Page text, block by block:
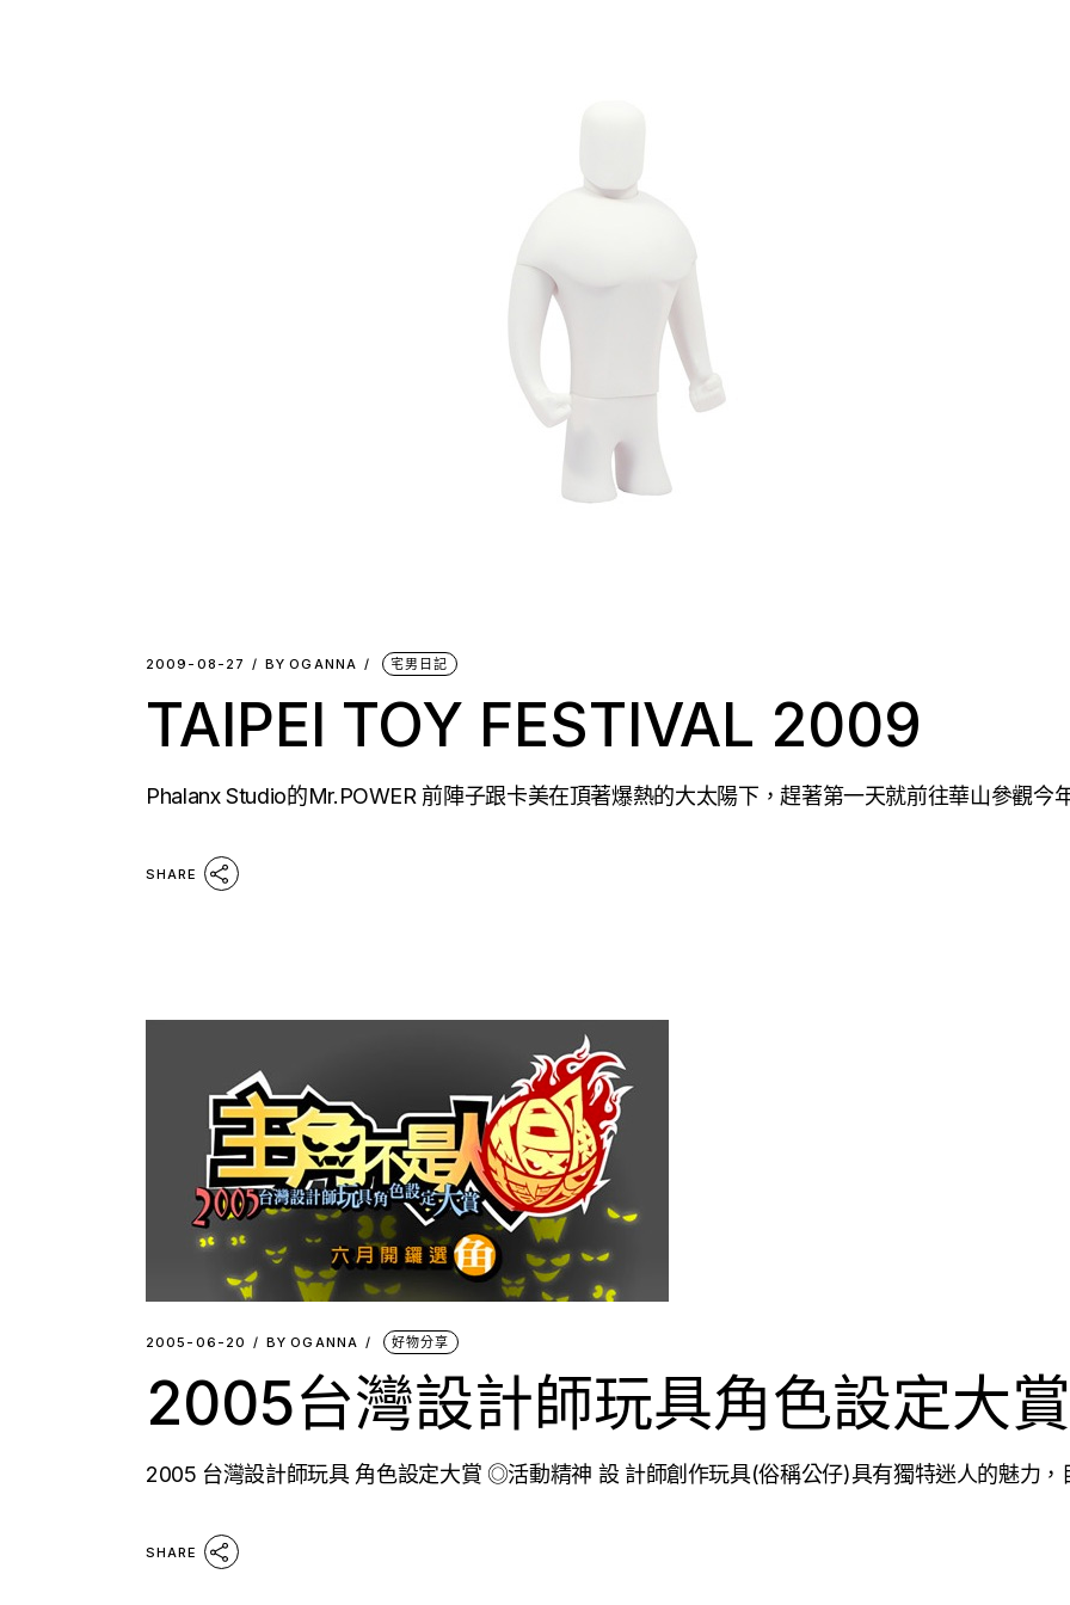
2009-08-27 BY OGANNA 宅男日記
TAIPEI TOY FESTIVAL 2009
Phalanx Studio的Mr.POWER 前陣子跟卡美在頂著爆熱的大太陽下，趕著第一天就前往華山參觀今
SHARE
2005-06-20 BY OGANNA 好物分享
2005台灣設計師玩具角色設定大賞
2005 台灣設計師玩具 角色設定大賞 ◎活動精神 設 計師創作玩具(俗稱公仔)具有獨特迷人的魅力
SHARE